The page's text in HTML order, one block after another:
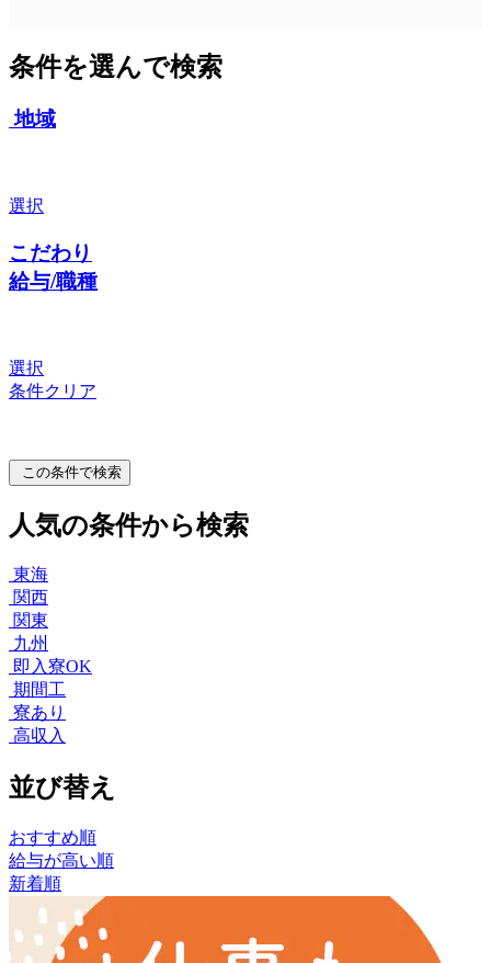
条件を選んで検索
地域
選択
こだわり
給与/職種
選択
条件クリア
この条件で検索
人気の条件から検索
東海
関西
関東
九州
即入寮OK
期間工
寮あり
高収入
並び替え
おすすめ順
給与が高い順
新着順